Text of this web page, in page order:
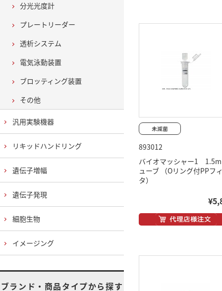
893012
バイオマッシャー1
ューブ （Oリング付PPフ
タ）
分光光度計
プレートリーダー
透析システム
電気泳動装置
ブロッティング装置
その他
汎用実験機器
リキッドハンドリング
遺伝子増幅
遺伝子発現
細胞生物
イメージング
ブランド・商品タイプから探す